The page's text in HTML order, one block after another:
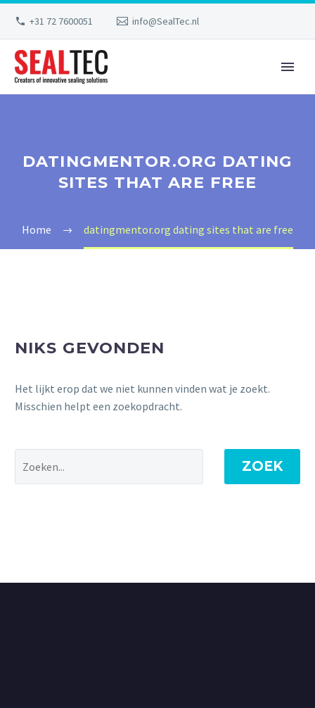
+31 72 7600051 info@SealTec.nl
DATINGMENTOR.ORG DATING
SITES THAT ARE FREE
Home datingmentor.org dating sites that are free
NIKS GEVONDEN
Het lijkt erop dat we niet kunnen vinden wat je zoekt.
Misschien helpt een zoekopdracht.
ZOEK